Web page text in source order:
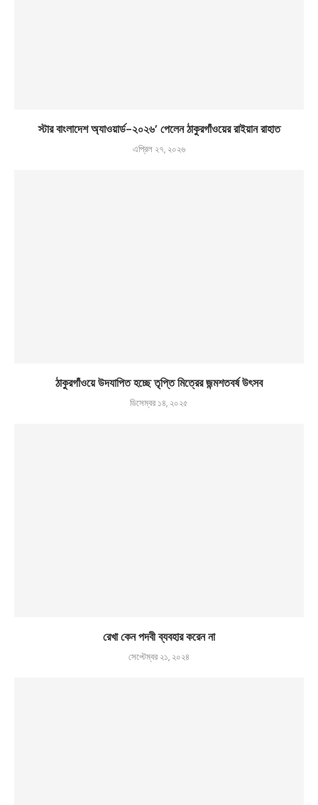
স্টার বাংলাদেশ অ্যাওয়ার্ড-২০২৬’ পেলেন ঠাকুরগাঁওয়ের রাইয়ান রাহাত
এপ্রিল ২৭, ২০২৬
ঠাকুরগাঁওয়ে উদযাপিত হচ্ছে তৃপ্তি মিত্রের জন্মশতবর্ষ উৎসব
ডিসেম্বর ১৪, ২০২৫
রেখা কেন পদবী ব্যবহার করেন না
সেপ্টেম্বর ২১, ২০২৪